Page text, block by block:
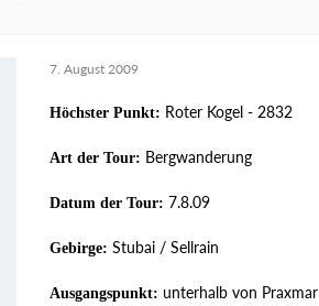
7. August 2009
Höchster Punkt: Roter Kogel - 2832
Art der Tour: Bergwanderung
Datum der Tour: 7.8.09
Gebirge: Stubai / Sellrain
Ausgangspunkt: unterhalb von Praxmar